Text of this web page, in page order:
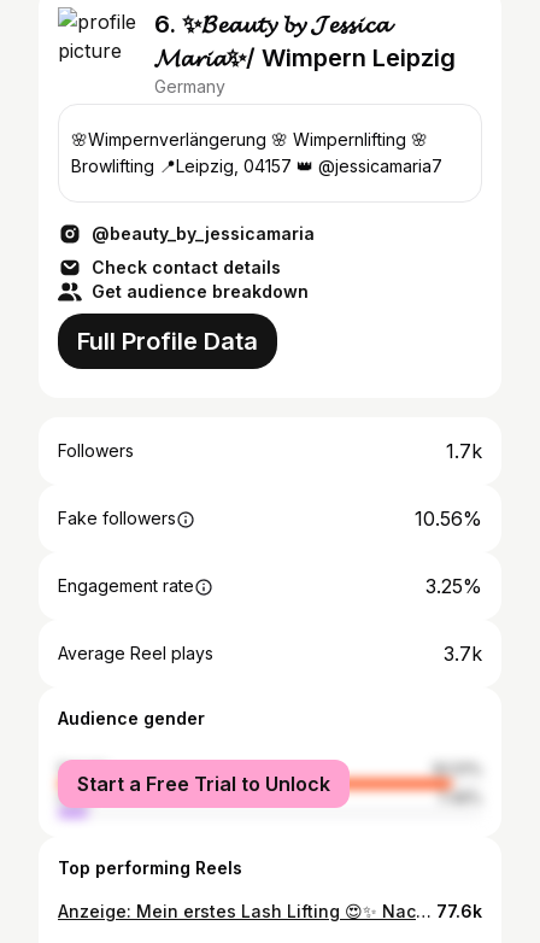
6. ✨𝓑𝓮𝓪𝓾𝓽𝔂 𝓫𝔂 𝓙𝓮𝓼𝓼𝓲𝓬𝓪
𝓜𝓪𝓻𝓲𝓪✨/ Wimpern Leipzig
Germany
🌸Wimpernverlängerung 🌸 Wimpernlifting 🌸
Browlifting 📍Leipzig, 04157 👑 @jessicamaria7
@beauty_by_jessicamaria
Check contact details
Get audience breakdown
Full Profile Data
Followers 1.7k
Fake followers 10.56%
Engagement rate 3.25%
Average Reel plays 3.7k
Audience gender
female
92.51%
male
7.49%
Start a Free Trial to Unlock
Top performing Reels
Anzeige: Mein erstes Lash Lifting 😍✨ Nachher ist ohne Mascara, ich finde es mega schön und bin gespannt wenn ich morgen das erste mal Mascara auftrage. Ihr müsst wissen das ich Jahre lang Komplexe hatte weil meine Wimpern so kurz waren nichtmal wirklich sichtbar.🥲Dann habe ich Konsequent Wimpern und Augenbrauenserum genommen keine Wimpern mehr geklebt und heute das erstenmal dann ein Lifting probiert.🥰 Made 𝓫𝔂 @beauty_by_jessicamaria 🙏 #browlamination#browlifting#lashlifting#wimpernlifting#wimpernserum#augenbrauenlifting#browtinting#augenbrauenfärben#wimpernleipzig#browliftingleipzig #browgoals#leipzig#jennykönig#trends#soapbrows#reeloftheday#beautyvideos#germanlash 77.6k